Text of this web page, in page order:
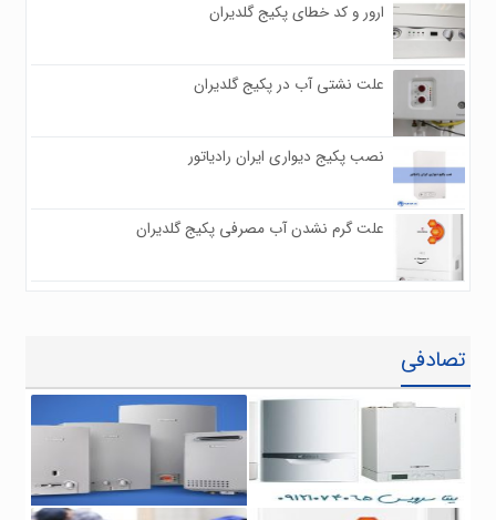
۰
۸۶۲
ارور و کد خطای پکیج گلدیران
۸۴۸
علت نشتی آب در پکیج گلدیران
۰
۷۸۰
نصب پکیج دیواری ایران رادیاتور
۰
۷۲۶
علت گرم نشدن آب مصرفی پکیج گلدیران
تصادفی